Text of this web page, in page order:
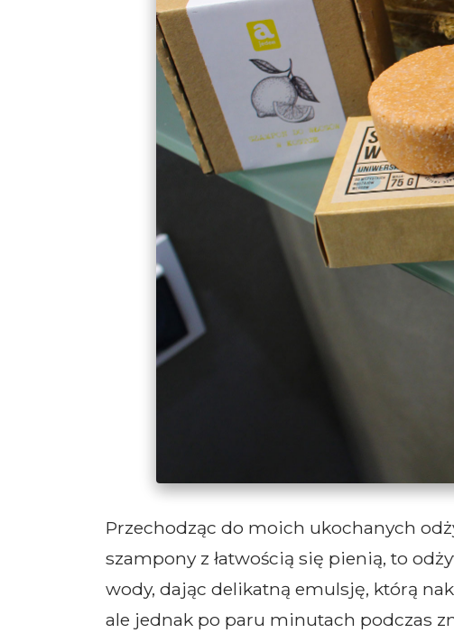
Przechodząc do moich ukochanych
szampony z łatwością się pienią, to
wody, dając delikatną emulsję, którą
ale jednak po paru minutach podczas